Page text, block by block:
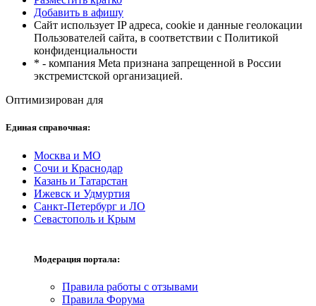
Добавить в афишу
Сайт использует IP адреса, cookie и данные геолокации
Пользователей сайта, в соответствии с Политикой
конфиденциальности
* - компания Meta признана запрещенной в России
экстремистской организацией.
Оптимизирован для
Единая справочная:
Москва и МО
Сочи и Краснодар
Казань и Татарстан
Ижевск и Удмуртия
Санкт-Петербург и ЛО
Севастополь и Крым
Модерация портала:
Правила работы с отзывами
Правила Форума